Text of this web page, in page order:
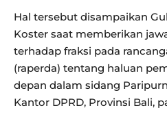
Hal tersebut disampaikan
Koster saat memberikan
terhadap fraksi pada
(raperda) tentang haluan
depan dalam sidang
Kantor DPRD, Provinsi Bali,